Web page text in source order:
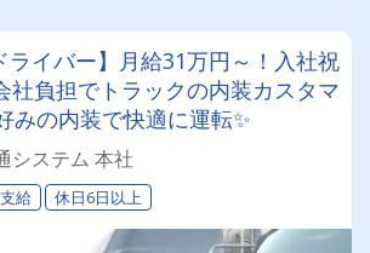
ライバー】月給31万円～！入社祝
負担でトラックの内装カスタマ
みの内装で快適に運転✨
システム 本社
給 休日6日以上